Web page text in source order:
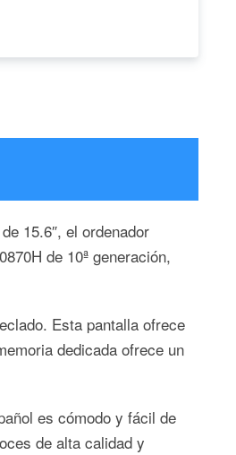
15.6″, el ordenador
de 10ª generación,
Esta pantalla ofrece
dedicada ofrece un
es cómodo y fácil de
de alta calidad y